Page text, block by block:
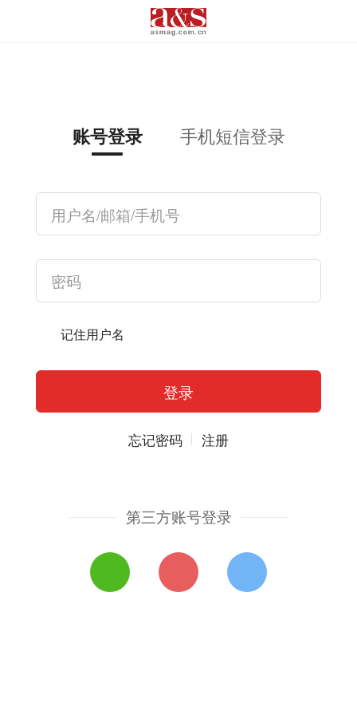
账号登录 手机短信登录
记住用户名
忘记密码 注册
第三方账号登录